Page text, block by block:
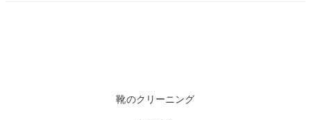
靴のクリーニング